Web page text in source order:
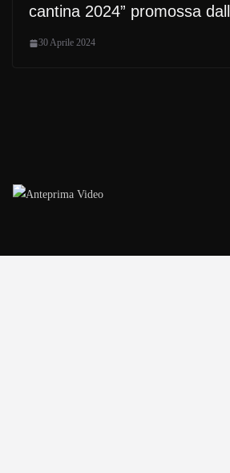
cantina 2024” promossa
30 Aprile 2024